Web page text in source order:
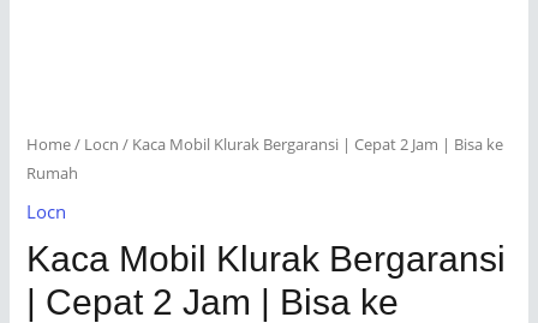
Home/ Locn / Kaca Mobil Klurak Bergaransi | Cepat 2 Jam | Bisa ke
Rumah
Locn
Kaca Mobil Klurak Bergaransi
| Cepat 2 Jam | Bisa ke